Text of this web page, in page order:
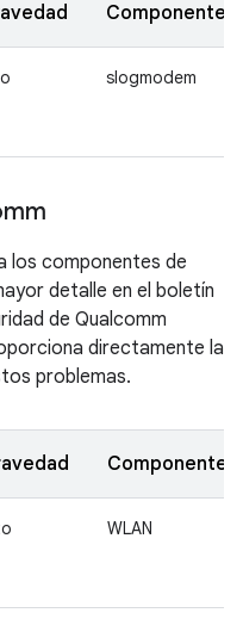
Componente
slogmodem
los componentes de
detalle en el boletín
de Qualcomm
directamente la
problemas.
Componente
WLAN